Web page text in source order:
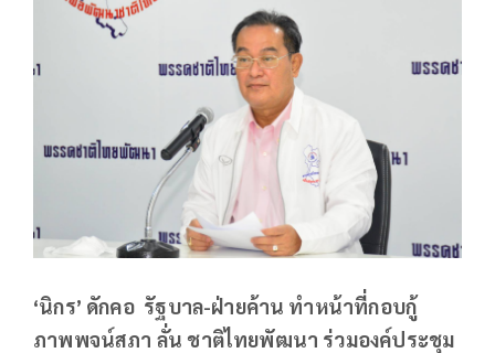
‘นิกร’ ดักคอ รัฐบาล-ฝ่ายค้าน ทำหน้าที่กอบกู้
ภาพพจน์สภา ลั่น ชาติไทยพัฒนา ร่วมองค์ประชุม